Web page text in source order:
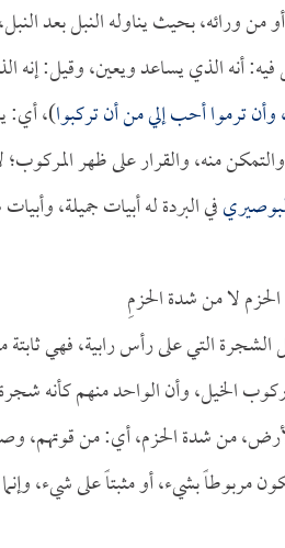
من ورائه، بحيث يناوله النبل بعد
فيه: أنه الذي يساعد ويعين، وقيل: إنه
وأن ترموا أحب إلي من أن تركبوا)، أي:
منه، والقرار على ظهر المركوب؛
في البردة له أبيات جميلة،
لا من شدة الحزمِ
التي على رأس رابية، فهي
الخيل، وأن الواحد منهم كأنه
من شدة الحزم، أي: من قوتهم،
بشيء، أو مثبتاً على شيء،